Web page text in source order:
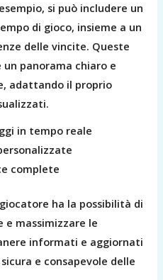
si può includere un
di gioco, insieme a un
delle vincite. Queste
panorama chiaro e
adattando il proprio
in tempo reale
complete
ha la possibilità di
massimizzare le
informati e aggiornati
e consapevole delle